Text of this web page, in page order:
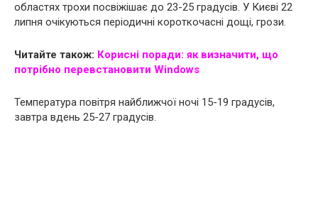
областях трохи посвіжішає до 23-25 ​​градусів. У Києві 22
липня очікуються періодичні короткочасні дощі, грози.
Читайте також: Корисні поради: як визначити, що
потрібно перевстановити Windows
Температура повітря найближчої ночі 15-19 градусів,
завтра вдень 25-27 градусів.